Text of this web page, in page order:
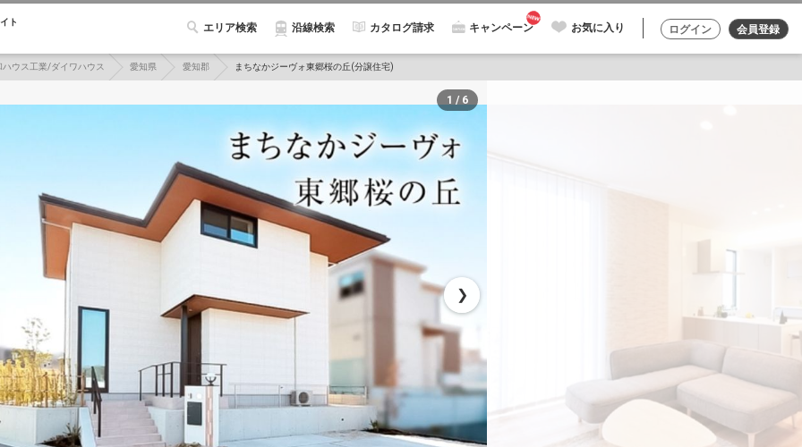
ト エリア検索 沿線検索 カタログ請求 キャンペーン お気に入り ログイン 会員登録
ハウス工業/ダイワハウス 愛知県 愛知郡 まちなかジーヴォ東郷桜の丘(分譲住宅)
❯
1 / 6